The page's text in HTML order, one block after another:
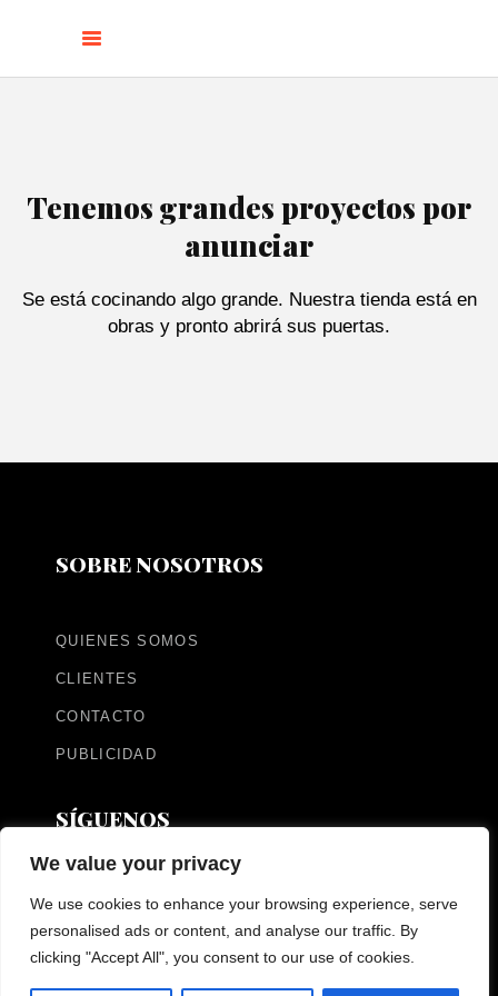
We value your privacy
We use cookies to enhance your browsing experience, serve
personalised ads or content, and analyse our traffic. By
clicking "Accept All", you consent to our use of cookies.
Tenemos grandes proyectos por
anunciar
Se está cocinando algo grande. Nuestra tienda está en
obras y pronto abrirá sus puertas.
SOBRE NOSOTROS
QUIENES SOMOS
CLIENTES
CONTACTO
PUBLICIDAD
SÍGUENOS